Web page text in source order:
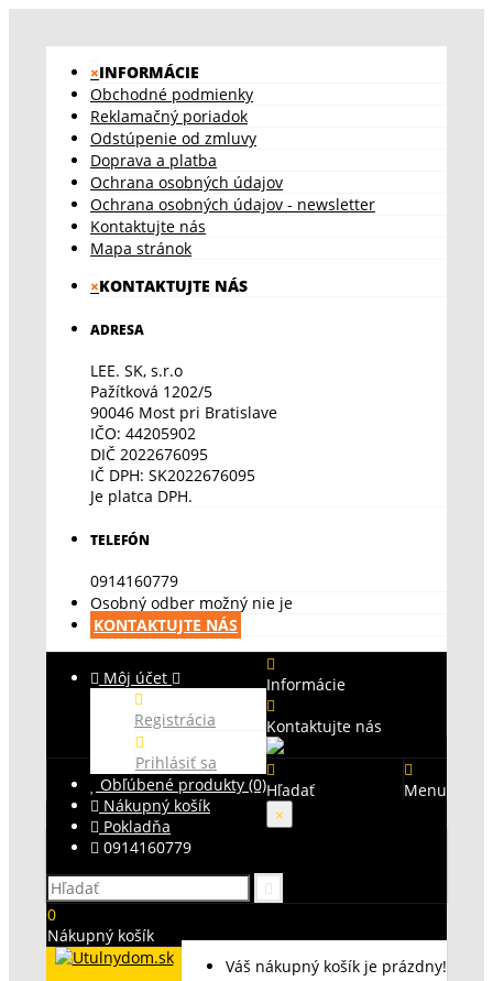
×INFORMÁCIE
Obchodné podmienky
Reklamačný poriadok
Odstúpenie od zmluvy
Doprava a platba
Ochrana osobných údajov
Ochrana osobných údajov - newsletter
Kontaktujte nás
Mapa stránok
×KONTAKTUJTE NÁS
ADRESA
LEE. SK, s.r.o
Pažítková 1202/5
90046 Most pri Bratislave
IČO: 44205902
DIČ 2022676095
IČ DPH: SK2022676095
Je platca DPH.
TELEFÓN
0914160779
Osobný odber možný nie je
KONTAKTUJTE NÁS
Môj účet
Registrácia
Prihlásiť sa
Obľúbené produkty (0)
Nákupný košík
Pokladňa
0914160779
Informácie
Kontaktujte nás
Menu
Hľadať
×
0
Nákupný košík
Váš nákupný košík je prázdny!